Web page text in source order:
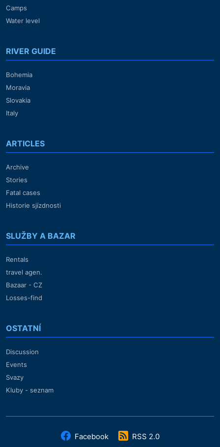
Camps
Water level
RIVER GUIDE
Bohemia
Moravia
Slovakia
Italy
ARTICLES
Archive
Stories
Fatal cases
Historie sjízdnosti
SLUŽBY A BAZAR
Rentals
travel agen.
Bazaar - CZ
Losses-find
OSTATNÍ
Discussion
Events
Svazy
Kluby - seznam
Facebook RSS 2.0